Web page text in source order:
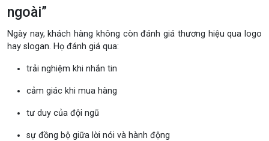
ngoài”
Ngày nay, khách hàng không còn đánh giá thương hiệu qua logo
hay slogan. Họ đánh giá qua:
trải nghiệm khi nhắn tin
cảm giác khi mua hàng
tư duy của đội ngũ
sự đồng bộ giữa lời nói và hành động